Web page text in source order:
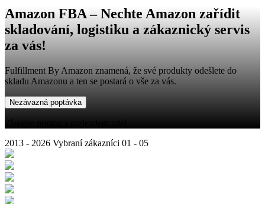
Amazon FBA– Nechte Amazon zařídit
skladování, logistiku a zákaznický servis
za vás!
Fulfillment By Amazon znamená, že své produkty odešlete do
skladu Amazonu a ten se postará o vše za vás.
Nezávazná poptávka
2013 - 2026 Vybraní zákazníci 01 - 05